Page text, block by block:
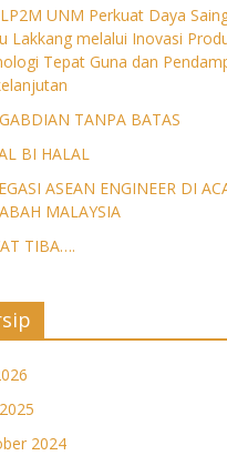
UNM Perkuat Daya
Lakkang melalui Inovasi
Tepat Guna dan
TANPA BATAS
BI HALAL
ASEAN ENGINEER DI
MALAYSIA
TIBA….
2024